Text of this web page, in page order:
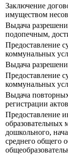
Заключение
имуществом
Выдача
подопечным,
Предоставление
коммунальных
Выдача
Предоставление
коммунальных
Выдача
регистрации
Предоставление
образовательных
дошкольного,
среднего общего